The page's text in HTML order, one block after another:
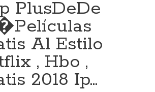
PlusDeDe
Al Estilo
, Hbo ,
2018 Ip...